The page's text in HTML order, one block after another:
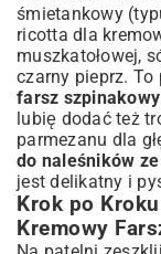
śmietankowy
ricotta dla
muszkatołowej,
czarny pieprz. To
farsz
lubię dodać też
parmezanu dla
do naleśników
jest delikatny i
Krok po
Kremowy